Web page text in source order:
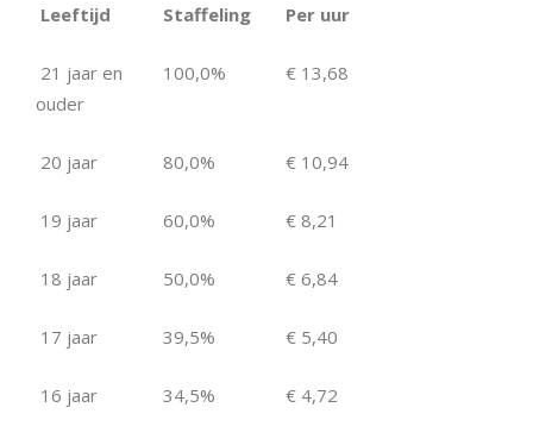
Leeftijd Staffeling Per uur
21 jaar en
ouder
100,0% € 13,68
20 jaar 80,0% € 10,94
19 jaar 60,0% € 8,21
18 jaar 50,0% € 6,84
17 jaar 39,5% € 5,40
16 jaar 34,5% € 4,72